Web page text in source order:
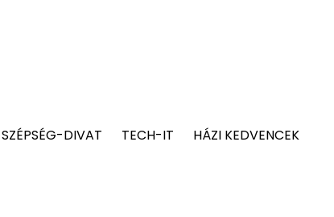
SZÉPSÉG-DIVAT TECH-IT HÁZI KEDVENCEK